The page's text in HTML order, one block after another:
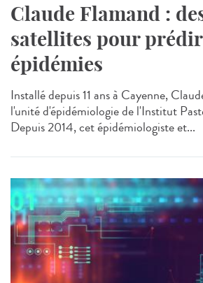
Claude Flamand :
satellites pour
épidémies
Installé depuis 11 ans à Cayenne,
l'unité d'épidémiologie de l'Institut
Depuis 2014, cet épidémiologiste et...